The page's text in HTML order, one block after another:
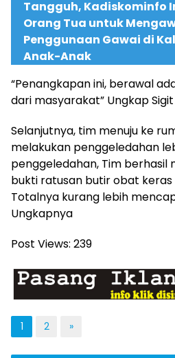
Tangguh, Kadiskominfo
Orang Tua untuk
Penggunaan Gawai di
Anak-Anak
“Penangkapan ini, berawal
dari masyarakat” Ungkap Sigit
Selanjutnya, tim menuju ke
melakukan penggeledahan
penggeledahan, Tim berhasil
bukti ratusan butir obat
Totalnya kurang lebih
Ungkapnya
Post Views: 239
1 2 »